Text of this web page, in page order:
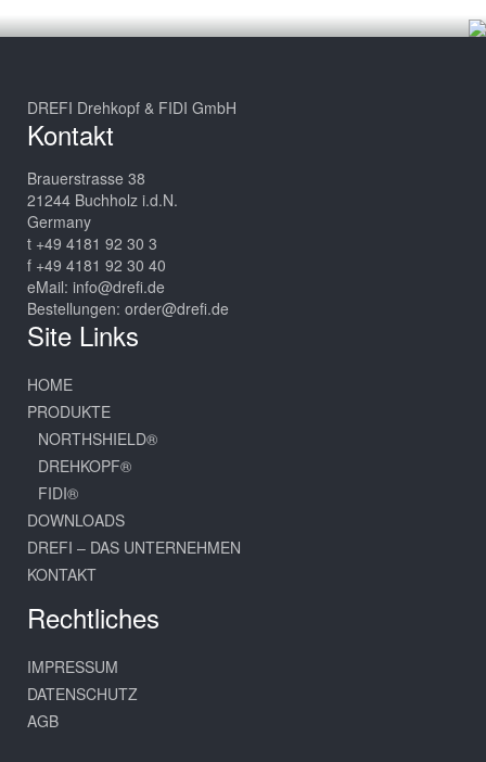
DREFI Drehkopf & FIDI GmbH
Kontakt
Brauerstrasse 38
21244 Buchholz i.d.N.
Germany
t +49 4181 92 30 3
f +49 4181 92 30 40
eMail: info@drefi.de
Bestellungen: order@drefi.de
Site Links
HOME
PRODUKTE
NORTHSHIELD®
DREHKOPF®
FIDI®
DOWNLOADS
DREFI – DAS UNTERNEHMEN
KONTAKT
Rechtliches
IMPRESSUM
DATENSCHUTZ
AGB